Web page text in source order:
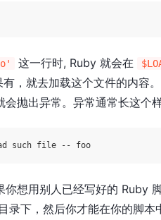
这一行时, Ruby 就会在
，就去加载这个文件的内容
抛出异常。异常通常长这个
想用别人已经写好的 Ruby
录下，然后你才能在你的脚